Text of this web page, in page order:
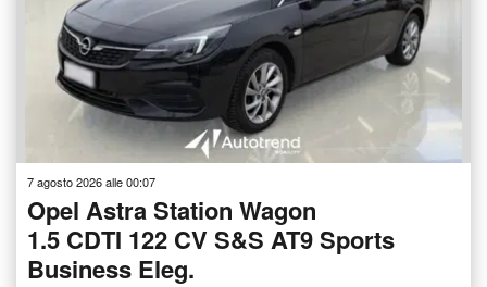
7 agosto 2026 alle 00:07
Opel Astra Station Wagon
1.5 CDTI 122 CV S&S AT9 Sports
Business Eleg.